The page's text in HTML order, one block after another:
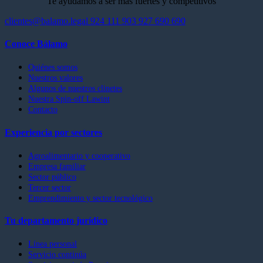
clientes@balamo.legal 924 111 903 927 690 690
Conoce Bálamo
Quiénes somos
Nuestros valores
Algunos de nuestros clinetes
Nuestra Spin-off Lawint
Contacto
Experiencia por sectores
Agroalimentario y cooperativo
Empresa familiar
Sector público
Tercer sector
Emprendimiento y sector tecnológico
Tu departamento jurídico
Línea personal
Servicio continúa